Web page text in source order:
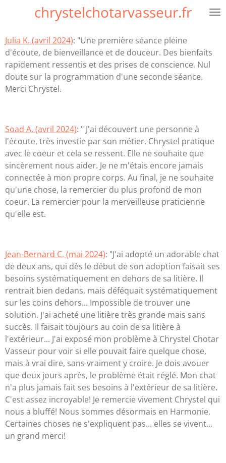
principal
chrystelchotarvasseur.fr
Julia K. (avril 2024): "Une première séance pleine
d'écoute, de bienveillance et de douceur. Des bienfaits
rapidement ressentis et des prises de conscience. Nul
doute sur la programmation d'une seconde séance.
Merci Chrystel.
Soad A. (avril 2024): " J'ai découvert une personne à
l'écoute, très investie par son métier. Chrystel pratique
avec le coeur et cela se ressent. Elle ne souhaite que
sincèrement nous aider. Je ne m'étais encore jamais
connectée à mon propre corps. Au final, je ne souhaite
qu'une chose, la remercier du plus profond de mon
coeur. La remercier pour la merveilleuse praticienne
qu'elle est.
Jean-Bernard C. (mai 2024): "J'ai adopté un adorable chat
de deux ans, qui dès le début de son adoption faisait ses
besoins systématiquement en dehors de sa litière. Il
rentrait bien dedans, mais déféquait systématiquement
sur les coins dehors... Impossible de trouver une
solution. J'ai acheté une litière très grande mais sans
succès. Il faisait toujours au coin de sa litière à
l'extérieur... J'ai exposé mon problème à Chrystel Chotar
Vasseur pour voir si elle pouvait faire quelque chose,
mais à vrai dire, sans vraiment y croire. Je dois avouer
que deux jours après, le problème était réglé. Mon chat
n'a plus jamais fait ses besoins à l'extérieur de sa litière.
C'est assez incroyable! Je remercie vivement Chrystel qui
nous a bluffé! Nous sommes désormais en Harmonie.
Certaines choses ne s'expliquent pas... elles se vivent...
un grand merci!